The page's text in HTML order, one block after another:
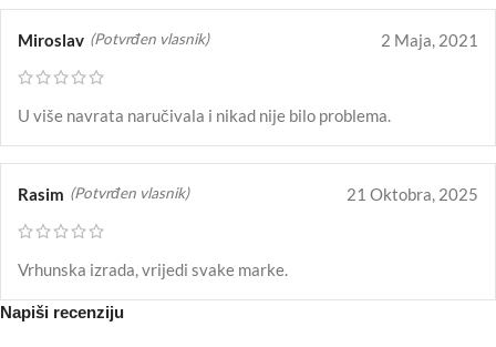
Miroslav (Potvrđen vlasnik) 2 Maja, 2021
U više navrata naručivala i nikad nije bilo problema.
Rasim (Potvrđen vlasnik) 21 Oktobra, 2025
Vrhunska izrada, vrijedi svake marke.
Napiši recenziju